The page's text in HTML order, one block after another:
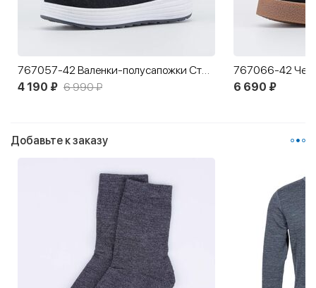
767057-42 Валенки-полусапожки Стикер черный
4 190 ₽ 6 990 ₽ 6 690 ₽
Добавьте к заказу